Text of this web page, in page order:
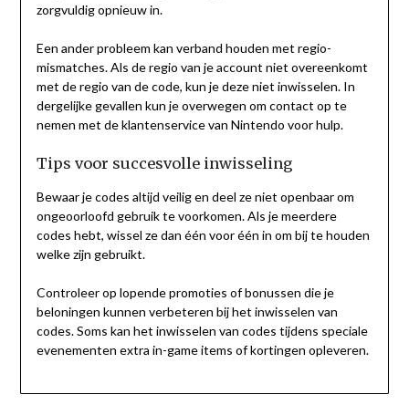
zorgvuldig opnieuw in.
Een ander probleem kan verband houden met regio-
mismatches. Als de regio van je account niet overeenkomt
met de regio van de code, kun je deze niet inwisselen. In
dergelijke gevallen kun je overwegen om contact op te
nemen met de klantenservice van Nintendo voor hulp.
Tips voor succesvolle inwisseling
Bewaar je codes altijd veilig en deel ze niet openbaar om
ongeoorloofd gebruik te voorkomen. Als je meerdere
codes hebt, wissel ze dan één voor één in om bij te houden
welke zijn gebruikt.
Controleer op lopende promoties of bonussen die je
beloningen kunnen verbeteren bij het inwisselen van
codes. Soms kan het inwisselen van codes tijdens speciale
evenementen extra in-game items of kortingen opleveren.